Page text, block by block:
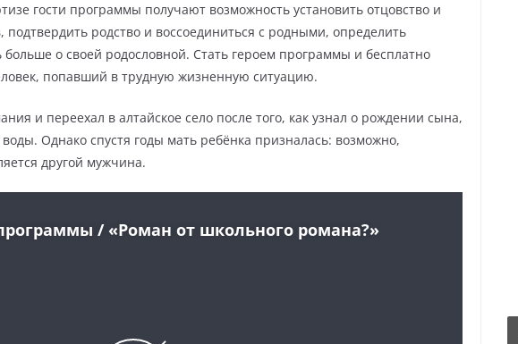
гости программы получают возможность установить отцовство и
подтвердить родство и воссоединиться с родными, определить
больше о своей родословной. Стать героем программы и бесплатно
попавший в трудную жизненную ситуацию.
и переехал в алтайское село после того, как узнал о рождении сына,
Однако спустя годы мать ребёнка призналась: возможно,
другой мужчина.